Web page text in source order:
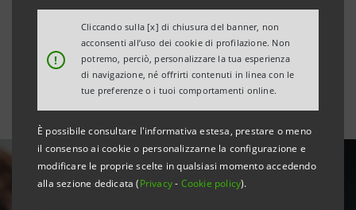
!
Cliccando sulla [x] di chiusura del banner, non
acconsenti all’uso dei cookie di profilazione. Non
potremo, perciò, personalizzare la tua esperienza
di navigazione, né offrirti contenuti in linea con le
tue preferenze o i tuoi comportamenti online.
È possibile consultare l'informativa estesa, prestare o meno
il consenso ai cookie o personalizzarne la configurazione e
modificare le proprie scelte in qualsiasi momento accedendo
alla sezione dedicata (Privacy- Cookie policy).
disuguaglianze al centro
dell’attività